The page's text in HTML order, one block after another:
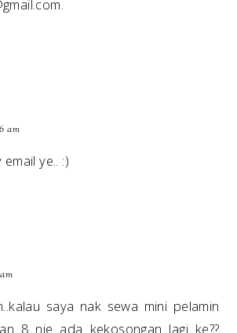
am
ye.. :)
saya nak sewa mini pelamin
8 nie ada kekosongan lagi ke??